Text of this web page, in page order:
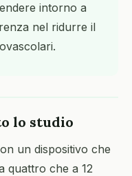
intorno a
nel ridurre il
lo studio
un dispositivo che
quattro che a 12